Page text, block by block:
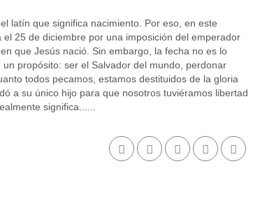
latín que significa nacimiento. Por eso, en este
25 de diciembre por una imposición del emperador
que Jesús nació. Sin embargo, la fecha no es lo
propósito: ser el Salvador del mundo, perdonar
todos pecamos, estamos destituidos de la gloria
a su único hijo para que nosotros tuviéramos libertad
significa......